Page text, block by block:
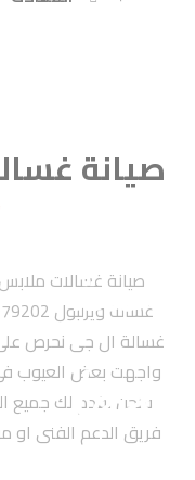
صيانة
صيانة غسالات
غسالة ال جى نحرص على
واجهت بعض العيوب
فنحن نقدم لك جميع
فريق الدعم الفنى او